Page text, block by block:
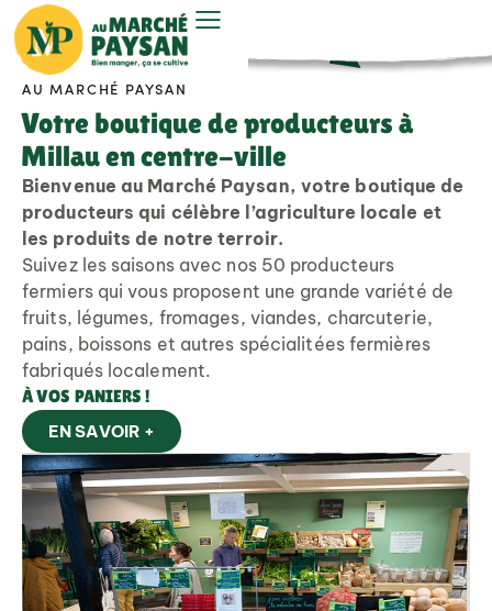
AU MARCHÉ PAYSAN
Votre boutique de producteurs à
Millau en centre-ville
Bienvenue au Marché Paysan, votre boutique de
producteurs qui célèbre l’agriculture locale et
les produits de notre terroir.
Suivez les saisons avec nos 50 producteurs
fermiers qui vous proposent une grande variété de
fruits, légumes, fromages, viandes, charcuterie,
pains, boissons et autres spécialitées fermières
fabriqués localement.
À VOS PANIERS !
EN SAVOIR +